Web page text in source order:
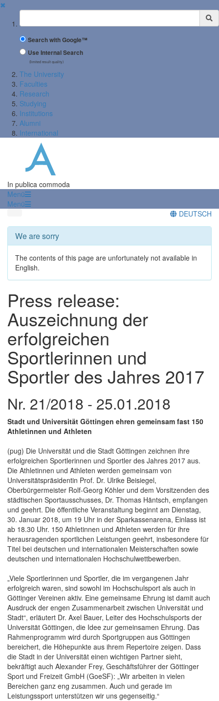
✖
Suchbegriff
Search with Google™
Use Internal Search
(limited result quality)
The University
Faculties
Research
Studying
Institutions
Alumni
International
In publica commoda
Menü
Menü
DEUTSCH
We are sorry
The contents of this page are unfortunately not available in
English.
Press release:
Auszeichnung der
erfolgreichen
Sportlerinnen und
Sportler des Jahres 2017
Nr. 21/2018 - 25.01.2018
Stadt und Universität Göttingen ehren gemeinsam fast 150
Athletinnen und Athleten
(pug) Die Universität und die Stadt Göttingen zeichnen ihre
erfolgreichen Sportlerinnen und Sportler des Jahres 2017 aus.
Die Athletinnen und Athleten werden gemeinsam von
Universitätspräsidentin Prof. Dr. Ulrike Beisiegel,
Oberbürgermeister Rolf-Georg Köhler und dem Vorsitzenden des
städtischen Sportausschusses, Dr. Thomas Häntsch, empfangen
und geehrt. Die öffentliche Veranstaltung beginnt am Dienstag,
30. Januar 2018, um 19 Uhr in der Sparkassenarena, Einlass ist
ab 18.30 Uhr. 150 Athletinnen und Athleten werden für ihre
herausragenden sportlichen Leistungen geehrt, insbesondere für
Titel bei deutschen und internationalen Meisterschaften sowie
deutschen und internationalen Hochschulwettbewerben.
„Viele Sportlerinnen und Sportler, die im vergangenen Jahr
erfolgreich waren, sind sowohl im Hochschulsport als auch in
Göttinger Vereinen aktiv. Eine gemeinsame Ehrung ist damit auch
Ausdruck der engen Zusammenarbeit zwischen Universität und
Stadt“, erläutert Dr. Axel Bauer, Leiter des Hochschulsports der
Universität Göttingen, die Idee zur gemeinsamen Ehrung. Das
Rahmenprogramm wird durch Sportgruppen aus Göttingen
bereichert, die Höhepunkte aus ihrem Repertoire zeigen. Dass
die Stadt in der Universität einen wichtigen Partner sieht,
bekräftigt auch Alexander Frey, Geschäftsführer der Göttinger
Sport und Freizeit GmbH (GoeSF): „Wir arbeiten in vielen
Bereichen ganz eng zusammen. Auch und gerade im
Leistungssport unterstützen wir uns gegenseitig.“